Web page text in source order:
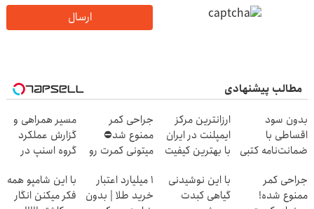
ارسال
مطالب پیشنهادی
بدون سود
اقساطی با
ضمانت‌نامه کتبی
کن✅
ارزانترین مرکز
ایمپلنت در ایران
با بهترین کیفیت
جراحی کمر
ممنوع شد⛔
میتونی کمرت رو
کنی! 👈🏻
پرسش‌نامه
مسیر همراهی و
گزارش عملکرد
گروه اسنپ در
جراحی کمر
ممنوع شده!
با این نوشیدنی
گیاهی کبدت
۱ میلیارد اعتبار
خرید طلا | بدون
با این شامپو همه
فکر میکنن انگار